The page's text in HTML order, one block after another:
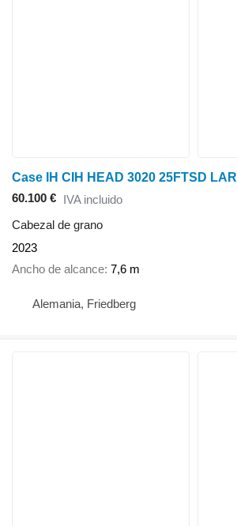
Case IH CIH HEAD 3020 25FTSD LAR
60.100 € IVA incluido
Cabezal de grano
2023
Ancho de alcance 7,6 m
Alemania, Friedberg